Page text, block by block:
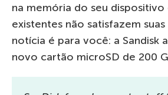
na memória do seu dispositivo
existentes não satisfazem
notícia é para você: a Sandisk
novo cartão microSD de 200